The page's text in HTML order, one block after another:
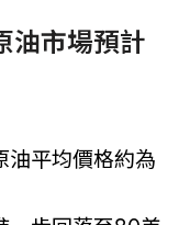
油市場預計
油平均價格約為